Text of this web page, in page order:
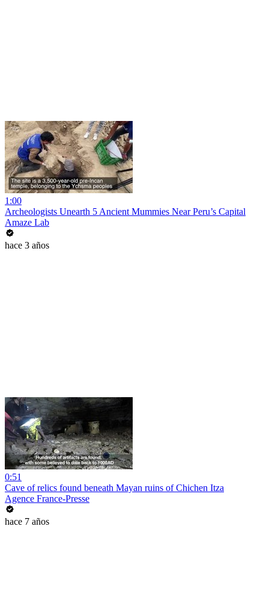
1:00
Archeologists Unearth 5 Ancient Mummies Near Peru’s Capital
Amaze Lab
hace 3 años
0:51
Cave of relics found beneath Mayan ruins of Chichen Itza
Agence France-Presse
hace 7 años